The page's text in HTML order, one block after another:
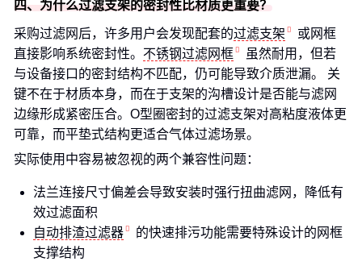
四、为什么过滤支架的密封性比材质更重要？
采购过滤网后，许多用户会发现配套的过滤支架
或网框
直接影响系统密封性。 不锈钢过滤网框
虽然耐用，但若
与设备接口的密封结构不匹配，仍可能导致介质泄漏。 关
键不在于材质本身，而在于支架的沟槽设计是否能与滤网
边缘形成紧密压合。O型圈密封的过滤支架对高粘度液体更
可靠，而平垫式结构更适合气体过滤场景。
实际使用中容易被忽视的两个兼容性问题：
法兰连接尺寸偏差会导致安装时强行扭曲滤网，降低有
效过滤面积
自动排渣过滤器
的快速排污功能需要特殊设计的网框
支撑结构